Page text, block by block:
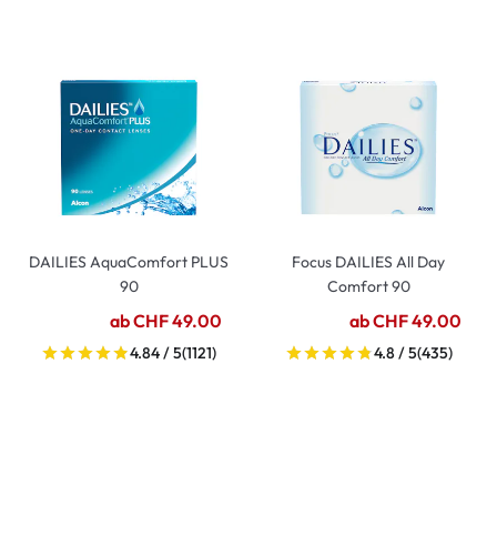
DAILIES AquaComfort PLUS
90
ab CHF 49.00
4.84 / 5(1121)
Focus DAILIES All Day
Comfort 90
ab CHF 49.00
4.8 / 5(435)